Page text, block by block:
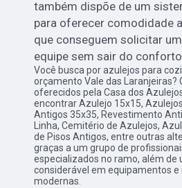
também dispõe de um
para oferecer comodidade
que conseguem solicitar
equipe sem sair do
Você busca por azulejos para
orçamento Vale das Laranjeiras?
oferecidos pela Casa dos
encontrar Azulejo 15x15,
Antigos 35x35, Revestimento
Linha, Cemitério de Azulejos,
de Pisos Antigos, entre outras
graças a um grupo de
especializados no ramo, além de
considerável em equipamentos e
modernas.